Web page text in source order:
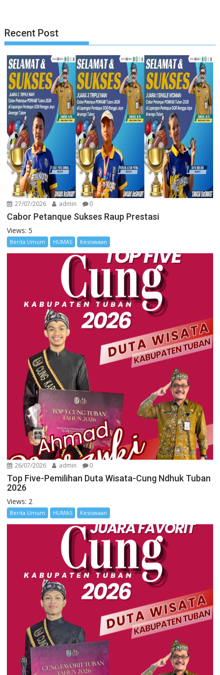
Recent Post
27/07/2026 admin 0
Cabor Petanque Sukses Raup Prestasi
Views: 5
Berita Umum HUMAS Kesiswaan
26/07/2026 admin 0
Top Five-Pemilihan Duta Wisata-Cung Ndhuk Tuban
2026
Views: 2
Berita Umum HUMAS Kesiswaan